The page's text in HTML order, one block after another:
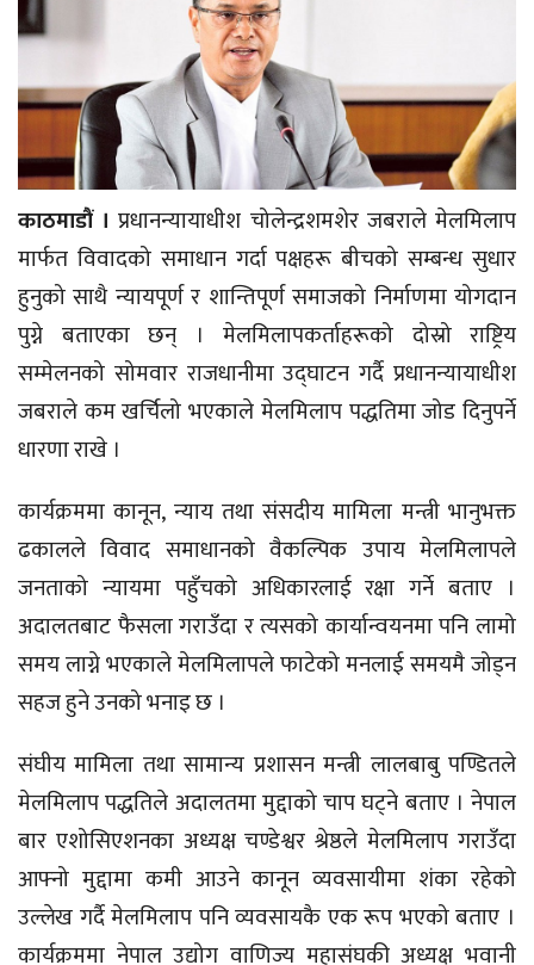
काठमाडौं । प्रधानन्यायाधीश चोलेन्द्रशमशेर जबराले मेलमिलाप
मार्फत विवादको समाधान गर्दा पक्षहरू बीचको सम्बन्ध सुधार
हुनुको साथै न्यायपूर्ण र शान्तिपूर्ण समाजको निर्माणमा योगदान
पुग्ने बताएका छन् । मेलमिलापकर्ताहरूको दोस्रो राष्ट्रिय
सम्मेलनको सोमवार राजधानीमा उद्घाटन गर्दै प्रधानन्यायाधीश
जबराले कम खर्चिलो भएकाले मेलमिलाप पद्धतिमा जोड दिनुपर्ने
धारणा राखे ।
कार्यक्रममा कानून, न्याय तथा संसदीय मामिला मन्त्री भानुभक्त
ढकालले विवाद समाधानको वैकल्पिक उपाय मेलमिलापले
जनताको न्यायमा पहुँचको अधिकारलाई रक्षा गर्ने बताए ।
अदालतबाट फैसला गराउँदा र त्यसको कार्यान्वयनमा पनि लामो
समय लाग्ने भएकाले मेलमिलापले फाटेको मनलाई समयमै जोड्न
सहज हुने उनको भनाइ छ ।
संघीय मामिला तथा सामान्य प्रशासन मन्त्री लालबाबु पण्डितले
मेलमिलाप पद्धतिले अदालतमा मुद्दाको चाप घट्ने बताए । नेपाल
बार एशोसिएशनका अध्यक्ष चण्डेश्वर श्रेष्ठले मेलमिलाप गराउँदा
आफ्नो मुद्दामा कमी आउने कानून व्यवसायीमा शंका रहेको
उल्लेख गर्दै मेलमिलाप पनि व्यवसायकै एक रूप भएको बताए ।
कार्यक्रममा नेपाल उद्योग वाणिज्य महासंघकी अध्यक्ष भवानी